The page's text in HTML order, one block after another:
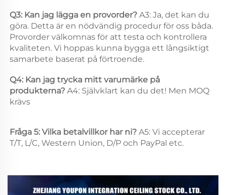
Q3: Kan jag lägga en provorder? A3: Ja, det kan du
göra. Detta är en nödvändig procedur för oss båda.
Provorder välkomnas för att testa och kontrollera
kvaliteten. Vi hoppas kunna bygga ett långsiktigt
samarbete baserat på förtroende.
Q4: Kan jag trycka mitt varumärke på
produkterna? A4: Självklart kan du det! Men MOQ
krävs
Fråga 5: Vilka betalvillkor har ni? A5: Vi accepterar
T/T, L/C, Western Union, D/P och PayPal etc.